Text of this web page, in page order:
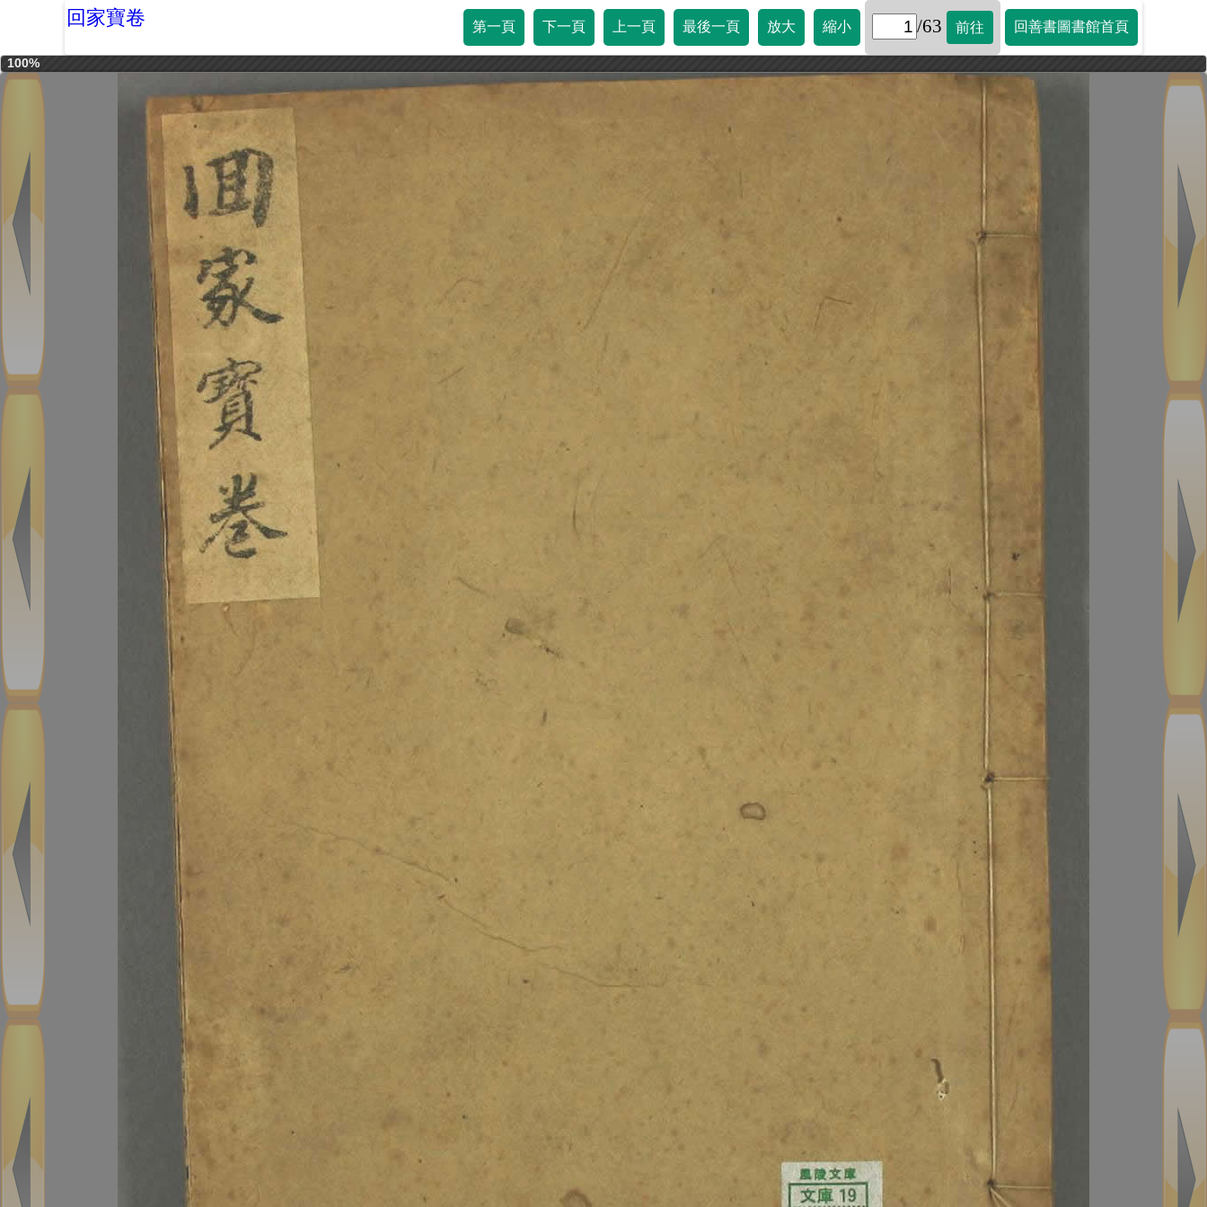
回家寶卷 第一頁 下一頁 上一頁 最後一頁 放大 縮小 /63 前往 回善書圖書館首頁
100%